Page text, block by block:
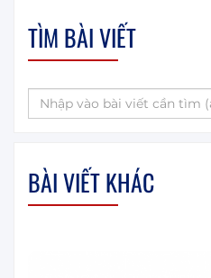
TÌM BÀI VIẾT
BÀI VIẾT KHÁC